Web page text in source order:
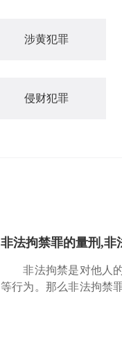
涉黄犯罪
侵财犯罪
非法拘禁罪的量刑,非
非法拘禁是对他人的
等行为。那么非法拘